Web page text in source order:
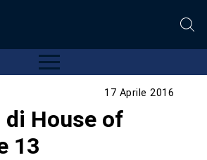
17 Aprile 2016
House of
13